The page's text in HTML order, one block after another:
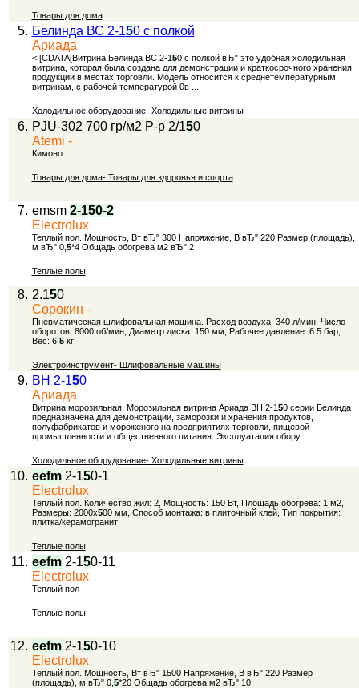
Товары для дома
5. Белинда ВС 2-150 с полкой
Ариада
<![CDATA[Витрина Белинда BС 2-150 с полкой вЂ" это удобная холодильная
витрина, которая была создана для демонстрации и краткосрочного хранения
продукции в местах торговли. Модель относится к среднетемпературным
витринам, с рабочей температурой 0в ...
Холодильное оборудование- Холодильные витрины
6. PJU-302 700 гр/м2 Р-р 2/150
Atemi -
Кимоно
Товары для дома- Товары для здоровья и спорта
7. emsm 2-150-2
Electrolux
Теплый пол. Мощность, Вт вЂ" 300 Напряжение, В вЂ" 220 Размер (площадь),
м вЂ" 0, 5*4 Общадь обогрева м2 вЂ" 2
Теплые полы
8. 2.150
Сорокин -
Пневматическая шлифовальная машина. Расход воздуха: 340 л/мин; Число
оборотов: 8000 об/мин; Диаметр диска: 150 мм; Рабочее давление: 6.5 бар;
Вес: 6. 5кг;
Электроинструмент- Шлифовальные машины
9. BН 2-150
Ариада
Витрина морозильная. Морозильная витрина Ариада BН 2-150 серии Белинда
предназначена для демонстрации, заморозки и хранения продуктов,
полуфабрикатов и мороженого на предприятиях торговли, пищевой
промышленности и общественного питания. Эксплуатация обору ...
Холодильное оборудование- Холодильные витрины
10. eefm2-150-1
Electrolux
Теплый пол. Количество жил: 2, Мощность: 150 Вт, Площадь обогрева: 1 м2,
Размеры: 2000х500 мм, Способ монтажа: в плиточный клей, Тип покрытия:
плитка/керамогранит
Теплые полы
11. eefm2-150-11
Electrolux
Теплый пол
Теплые полы
12. eefm2-150-10
Electrolux
Теплый пол. Мощность, Вт вЂ" 1500 Напряжение, В вЂ" 220 Размер
(площадь), м вЂ" 0, 5*20 Общадь обогрева м2 вЂ" 10